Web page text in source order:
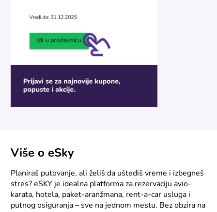
Više o eSky
Planiraš putovanje, ali želiš da uštediš vreme i izbegneš
stres? eSKY je idealna platforma za rezervaciju avio-
karata, hotela, paket-aranžmana, rent-a-car usluga i
putnog osiguranja – sve na jednom mestu. Bez obzira na